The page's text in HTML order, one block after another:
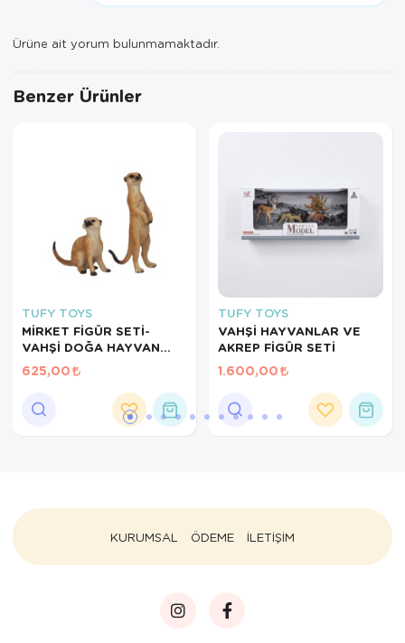
Ürüne ait yorum bulunmamaktadır.
Benzer Ürünler
TUFY TOYS
MİRKET FİGÜR SETİ-
VAHŞİ DOĞA HAYVAN
MODEL OYUNCAK SETİ
625,00
TUFY TOYS
VAHŞİ HAYVANLAR VE
AKREP FİGÜR SETİ
1.600,00
KURUMSAL ÖDEME İLETİŞİM